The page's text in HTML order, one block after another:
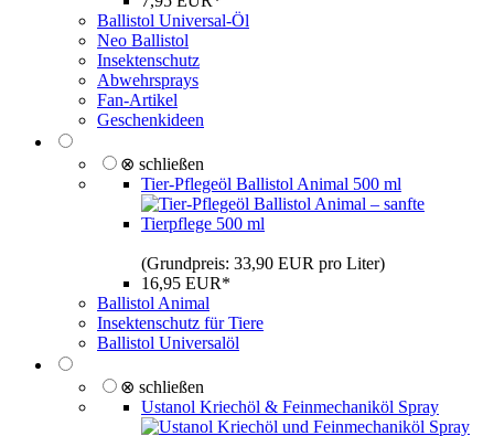
Ballistol Universal-Öl
Neo Ballistol
Insektenschutz
Abwehrsprays
Fan-Artikel
Geschenkideen
⊗ schließen
Tier-Pflegeöl Ballistol Animal 500 ml
(Grundpreis: 33,90 EUR pro Liter)
16,95 EUR*
Ballistol Animal
Insektenschutz für Tiere
Ballistol Universalöl
⊗ schließen
Ustanol Kriechöl & Feinmechaniköl Spray